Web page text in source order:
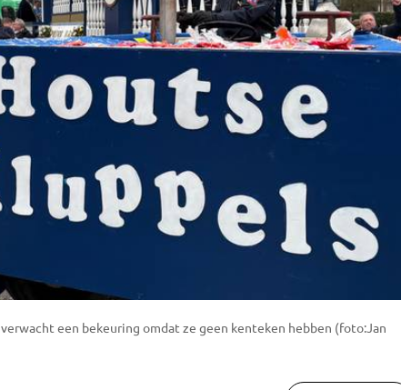
een bekeuring omdat ze geen kenteken hebben (foto:Jan